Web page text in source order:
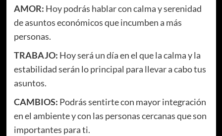
AMOR: Hoy podrás hablar con calma y serenidad
de asuntos económicos que incumben a más
personas.
TRABAJO: Hoy será un día en el que la calma y la
estabilidad serán lo principal para llevar a cabo tus
asuntos.
CAMBIOS: Podrás sentirte con mayor integración
en el ambiente y con las personas cercanas que son
importantes para ti.